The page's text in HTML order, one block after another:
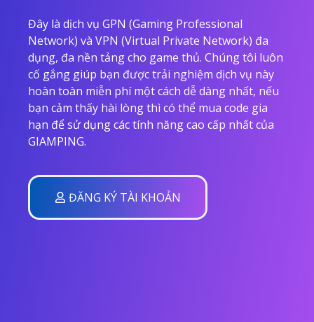
Đây là dịch vụ GPN (Gaming Professional
Network) và VPN (Virtual Private Network) đa
dụng, đa nền tảng cho game thủ. Chúng tôi luôn
cố gắng giúp bạn được trải nghiệm dịch vụ này
hoàn toàn miễn phí một cách dễ dàng nhất, nếu
bạn cảm thấy hài lòng thì có thể mua code gia
hạn để sử dụng các tính năng cao cấp nhất của
GIAMPING.
ĐĂNG KÝ TÀI KHOẢN